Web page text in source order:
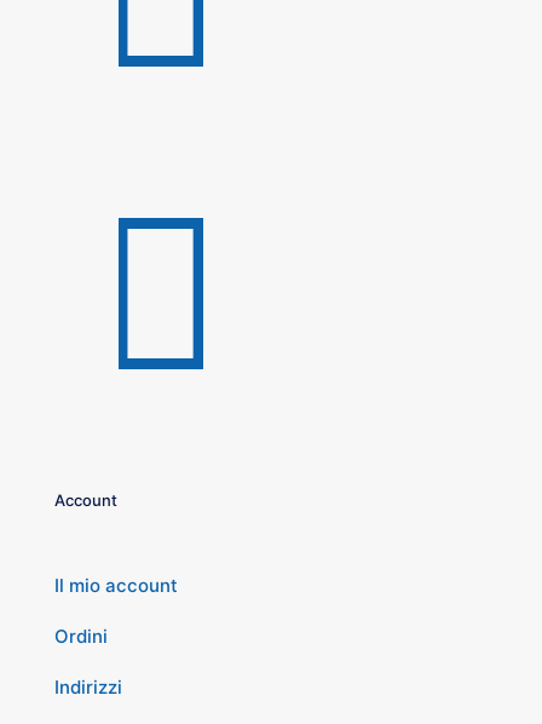
Account
Il mio account
Ordini
Indirizzi